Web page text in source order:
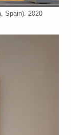
Spain). 2020